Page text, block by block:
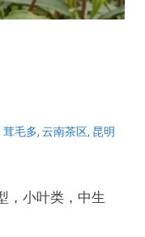
茸毛多, 云南茶区, 昆明
，小叶类，中生